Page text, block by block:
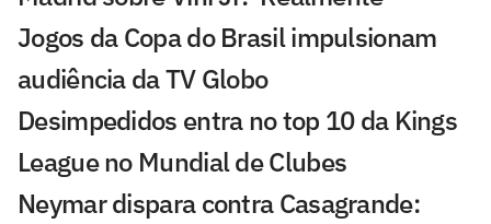
Jogos da Copa do Brasil impulsionam
audiência da TV Globo
Desimpedidos entra no top 10 da Kings
League no Mundial de Clubes
Neymar dispara contra Casagrande: